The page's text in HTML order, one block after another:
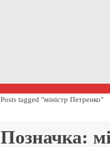
Home
Posts tagged "міністр Петренко"
Позначка: